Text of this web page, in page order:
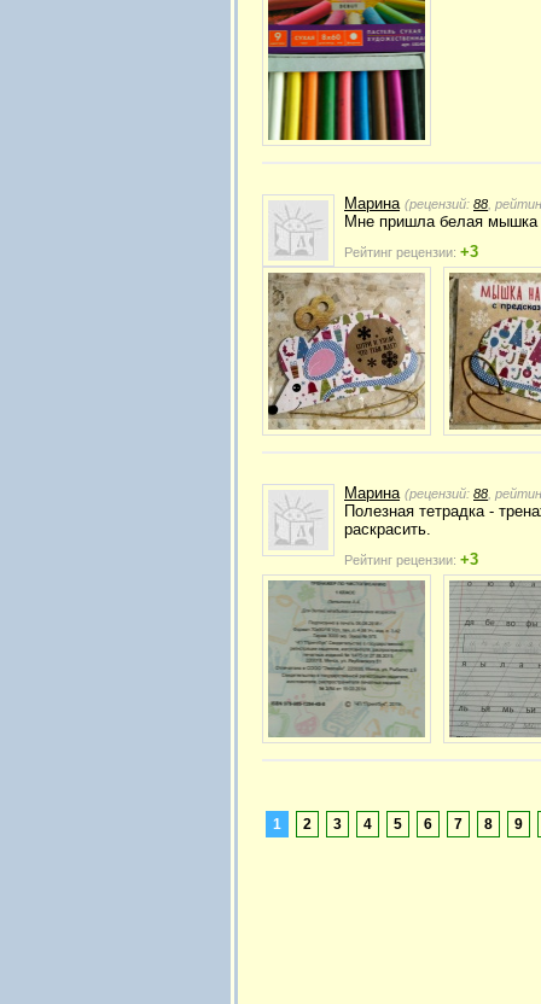
Марина (рецензий: 88 ,
Мне пришла белая мышка
Рейтинг рецензии: +3
Марина (рецензий: 88 ,
Полезная тетрадка -
раскрасить.
Рейтинг рецензии: +3
1 2 3 4 5 6 7 8 9